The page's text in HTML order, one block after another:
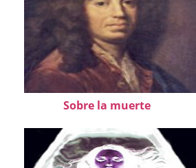
Sobre la muerte